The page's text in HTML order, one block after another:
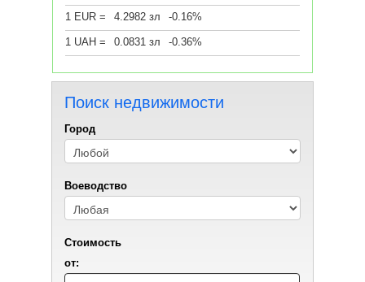
1 EUR = 4.2982 зл -0.16%
1 UAH = 0.0831 зл -0.36%
Поиск недвижимости
Город
Воеводствo
Стоимость
от: